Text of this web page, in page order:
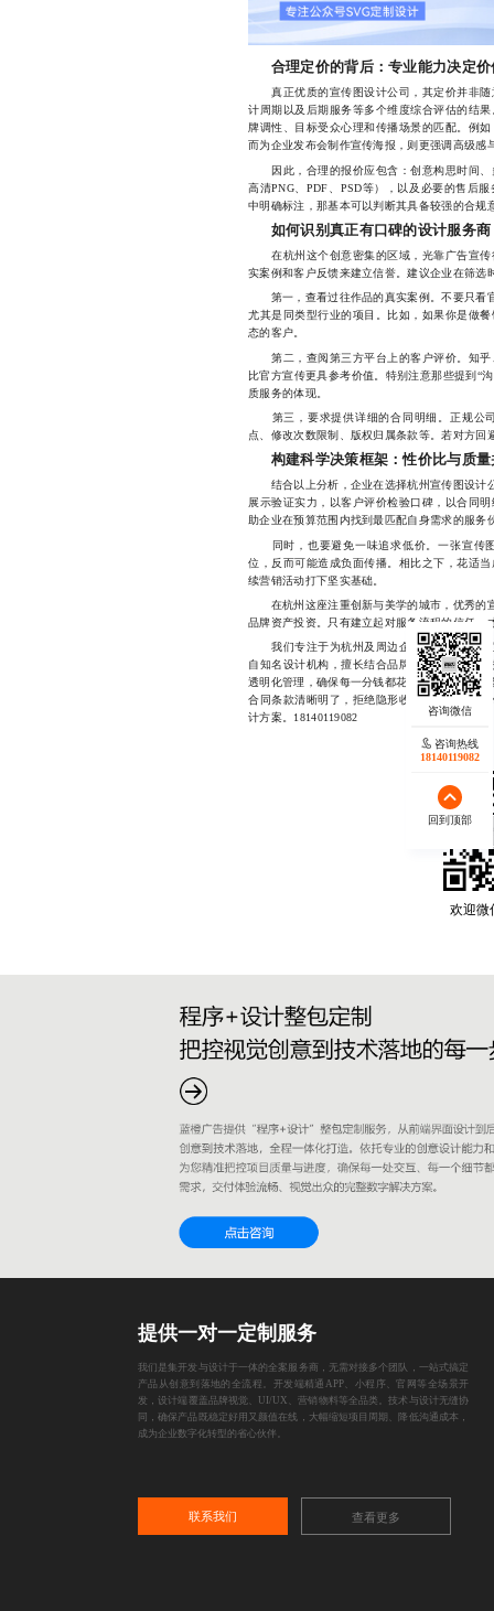
合理定价的背后：专业能力决定价
真正优质的宣传图设计公司，其定价并非随
计周期以及后期服务等多个维度综合评估的结
牌调性、目标受众心理和传播场景的匹配。例
而为企业发布会制作宣传海报，则更强调高级感
因此，合理的报价应包含：创意构思时间、
高清PNG、PDF、PSD等），以及必要的售后
中明确标注，那基本可以判断其具备较强的合规
如何识别真正有口碑的设计服务商
在杭州这个创意密集的区域，光靠广告宣传
实案例和客户反馈来建立信誉。建议企业在筛选
第一，查看过往作品的真实案例。不要只看
尤其是同类型行业的项目。比如，如果你是做
态的客户。
第二，查阅第三方平台上的客户评价。知乎
比官方宣传更具参考价值。特别注意那些提到“
质服务的体现。
第三，要求提供详细的合同明细。正规公
点、修改次数限制、版权归属条款等。若对方回
构建科学决策框架：性价比与质量
结合以上分析，企业在选择杭州宣传图设计
展示验证实力，以客户评价检验口碑，以合同
助企业在预算范围内找到最匹配自身需求的服务
同时，也要避免一味追求低价。一张宣传
位，反而可能造成负面传播。相比之下，花适
续营销活动打下坚实基础。
在杭州这座注重创新与美学的城市，优秀的
品牌资产投资。只有建立起对服务流程的信任，
我们专注于为杭州及周边企业提供高品质的
自知名设计机构，擅长结合品牌基因与传播场
透明化管理，确保每一分钱都花在刀刃上。我们
合同条款清晰明了，拒绝隐形收费。无论你是
计方案。18140119082
欢迎微
咨询热线
18140119082
回到顶部
提供一对一定制服务
我们是集开发与设计于一体的全案服务商，无需对接多个团队，一站式搞定
产品从创意到落地的全流程。开发端精通APP、小程序、官网等全场景开
发，设计端覆盖品牌视觉、UI/UX、营销物料等全品类。技术与设计无缝协
同，确保产品既稳定好用又颜值在线，大幅缩短项目周期、降低沟通成本，
成为企业数字化转型的省心伙伴。
联系我们 查看更多